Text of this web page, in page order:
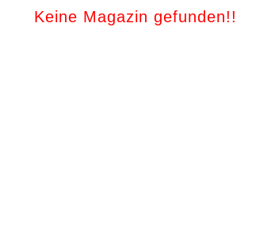
Keine Magazin gefunden!!